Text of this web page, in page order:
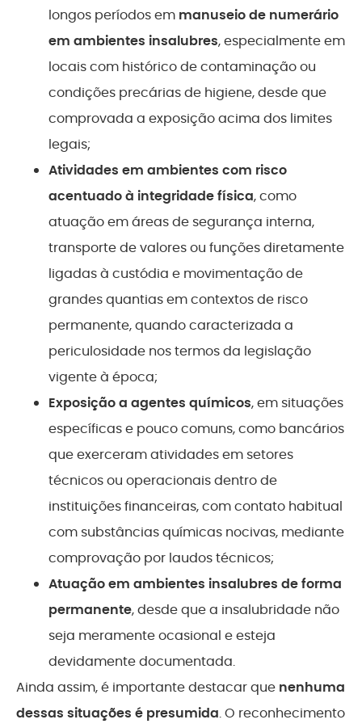
longos períodos em manuseio de numerário
em ambientes insalubres, especialmente em
locais com histórico de contaminação ou
condições precárias de higiene, desde que
comprovada a exposição acima dos limites
legais;
Atividades em ambientes com risco
acentuado à integridade física, como
atuação em áreas de segurança interna,
transporte de valores ou funções diretamente
ligadas à custódia e movimentação de
grandes quantias em contextos de risco
permanente, quando caracterizada a
periculosidade nos termos da legislação
vigente à época;
Exposição a agentes químicos, em situações
específicas e pouco comuns, como bancários
que exerceram atividades em setores
técnicos ou operacionais dentro de
instituições financeiras, com contato habitual
com substâncias químicas nocivas, mediante
comprovação por laudos técnicos;
Atuação em ambientes insalubres de forma
permanente, desde que a insalubridade não
seja meramente ocasional e esteja
devidamente documentada.
Ainda assim, é importante destacar que nenhuma
dessas situações é presumida. O reconhecimento